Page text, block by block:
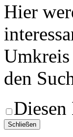
Hier
den
Schließen